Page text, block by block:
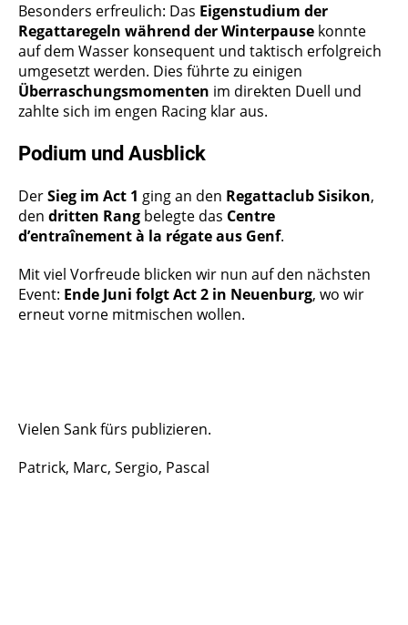
Besonders erfreulich: Das Eigenstudium der
Regattaregeln während der Winterpause konnte
auf dem Wasser konsequent und taktisch erfolgreich
umgesetzt werden. Dies führte zu einigen
Überraschungsmomenten im direkten Duell und
zahlte sich im engen Racing klar aus.
Podium und Ausblick
DerSieg im Act 1 ging an den Regattaclub Sisikon,
den dritten Rang belegte das Centre
d’entraînement à la régate aus Genf.
Mit viel Vorfreude blicken wir nun auf den nächsten
Event: Ende Juni folgt Act 2 in Neuenburg, wo wir
erneut vorne mitmischen wollen.
Vielen Sank fürs publizieren.
Patrick, Marc, Sergio, Pascal